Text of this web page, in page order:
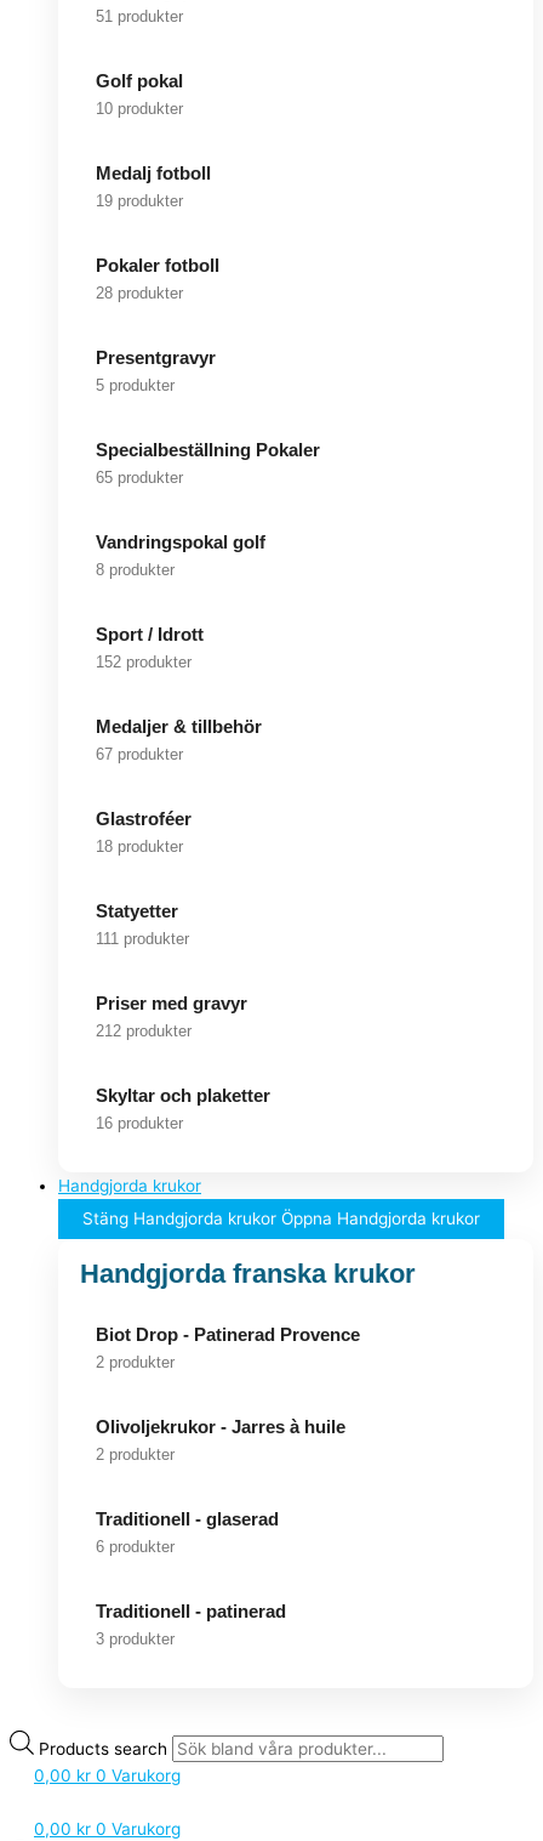
51 produkter
Golf pokal
10 produkter
Medalj fotboll
19 produkter
Pokaler fotboll
28 produkter
Presentgravyr
5 produkter
Specialbeställning Pokaler
65 produkter
Vandringspokal golf
8 produkter
Sport / Idrott
152 produkter
Medaljer & tillbehör
67 produkter
Glastroféer
18 produkter
Statyetter
111 produkter
Priser med gravyr
212 produkter
Skyltar och plaketter
16 produkter
Handgjorda krukor
Stäng Handgjorda krukor Öppna Handgjorda krukor
Handgjorda franska krukor
Biot Drop - Patinerad Provence
2 produkter
Olivoljekrukor - Jarres à huile
2 produkter
Traditionell - glaserad
6 produkter
Traditionell - patinerad
3 produkter
Products search
0,00 kr 0 Varukorg
0,00 kr 0 Varukorg